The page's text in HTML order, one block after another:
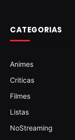
CATEGORIAS
Animes
Criticas
Filmes
Listas
NoStreaming